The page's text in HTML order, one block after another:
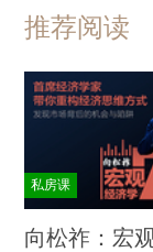
推荐阅读
私房课
向松祚：宏